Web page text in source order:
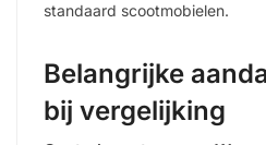
standaard scootmobielen.
Belangrijke
bij vergelijking